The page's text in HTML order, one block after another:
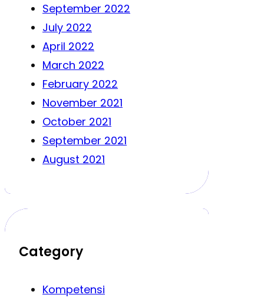
September 2022
July 2022
April 2022
March 2022
February 2022
November 2021
October 2021
September 2021
August 2021
Category
Kompetensi